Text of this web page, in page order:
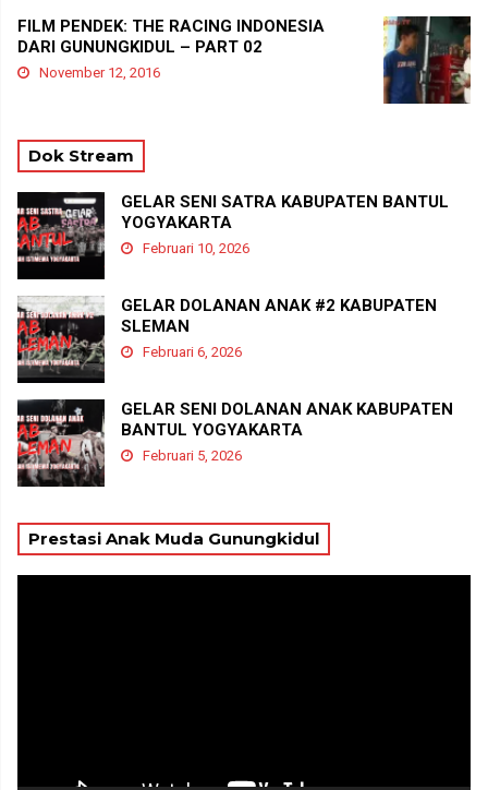
FILM PENDEK: THE RACING INDONESIA
DARI GUNUNGKIDUL – PART 02
November 12, 2016
Dok Stream
GELAR SENI SATRA KABUPATEN BANTUL
YOGYAKARTA
Februari 10, 2026
GELAR DOLANAN ANAK #2 KABUPATEN
SLEMAN
Februari 6, 2026
GELAR SENI DOLANAN ANAK KABUPATEN
BANTUL YOGYAKARTA
Februari 5, 2026
Prestasi Anak Muda Gunungkidul